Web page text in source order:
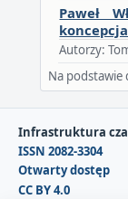
Paweł
Autorzy:
Na podstawie
Infrastruktura
ISSN 2082-3304
Otwarty dostęp
CC BY 4.0